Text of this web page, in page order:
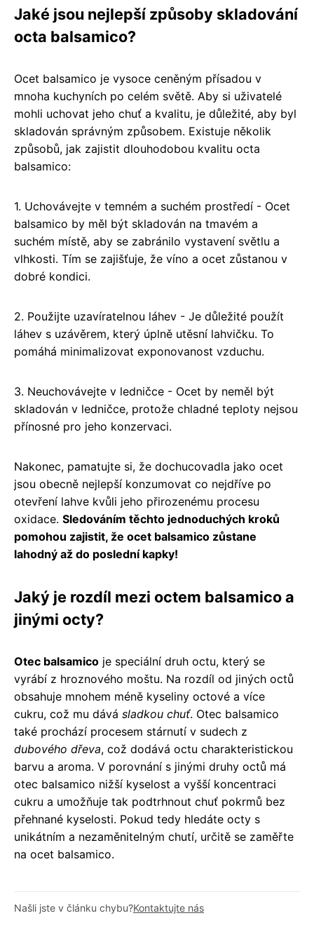
Jaké jsou nejlepší způsoby skladování
octa balsamico?
Ocet balsamico je vysoce ceněným přísadou v
mnoha kuchyních po celém světě. Aby si uživatelé
mohli uchovat jeho chuť a kvalitu, je důležité, aby byl
skladován správným způsobem. Existuje několik
způsobů, jak zajistit dlouhodobou kvalitu octa
balsamico:
1. Uchovávejte v temném a suchém prostředí - Ocet
balsamico by měl být skladován na tmavém a
suchém místě, aby se zabránilo vystavení světlu a
vlhkosti. Tím se zajišťuje, že víno a ocet zůstanou v
dobré kondici.
2. Použijte uzavíratelnou láhev - Je důležité použít
láhev s uzávěrem, který úplně utěsní lahvičku. To
pomáhá minimalizovat exponovanost vzduchu.
3. Neuchovávejte v ledničce - Ocet by neměl být
skladován v ledničce, protože chladné teploty nejsou
přínosné pro jeho konzervaci.
Nakonec, pamatujte si, že dochucovadla jako ocet
jsou obecně nejlepší konzumovat co nejdříve po
otevření lahve kvůli jeho přirozenému procesu
oxidace. Sledováním těchto jednoduchých kroků
pomohou zajistit, že ocet balsamico zůstane
lahodný až do poslední kapky!
Jaký je rozdíl mezi octem balsamico a
jinými octy?
Otec balsamico je speciální druh octu, který se
vyrábí z hroznového moštu. Na rozdíl od jiných octů
obsahuje mnohem méně kyseliny octové a více
cukru, což mu dává sladkou chuť. Otec balsamico
také prochází procesem stárnutí v sudech z
dubového dřeva, což dodává octu charakteristickou
barvu a aroma. V porovnání s jinými druhy octů má
otec balsamico nižší kyselost a vyšší koncentraci
cukru a umožňuje tak podtrhnout chuť pokrmů bez
přehnané kyselosti. Pokud tedy hledáte octy s
unikátním a nezaměnitelným chutí, určitě se zaměřte
na ocet balsamico.
Našli jste v článku chybu?Kontaktujte nás